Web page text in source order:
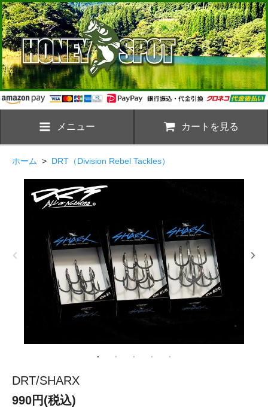
メニュー カートを見る
ホーム > DRT（Division Rebel Tackles）
DRT/SHARX
990円(税込)